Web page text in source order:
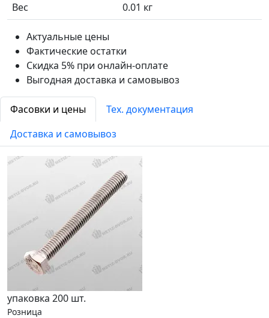
Вес
0.01 кг
Актуальные цены
Фактические остатки
Скидка 5% при онлайн-оплате
Выгодная доставка и самовывоз
Фасовки и цены
Тех. документация
Доставка и самовывоз
упаковка 200 шт.
Розница